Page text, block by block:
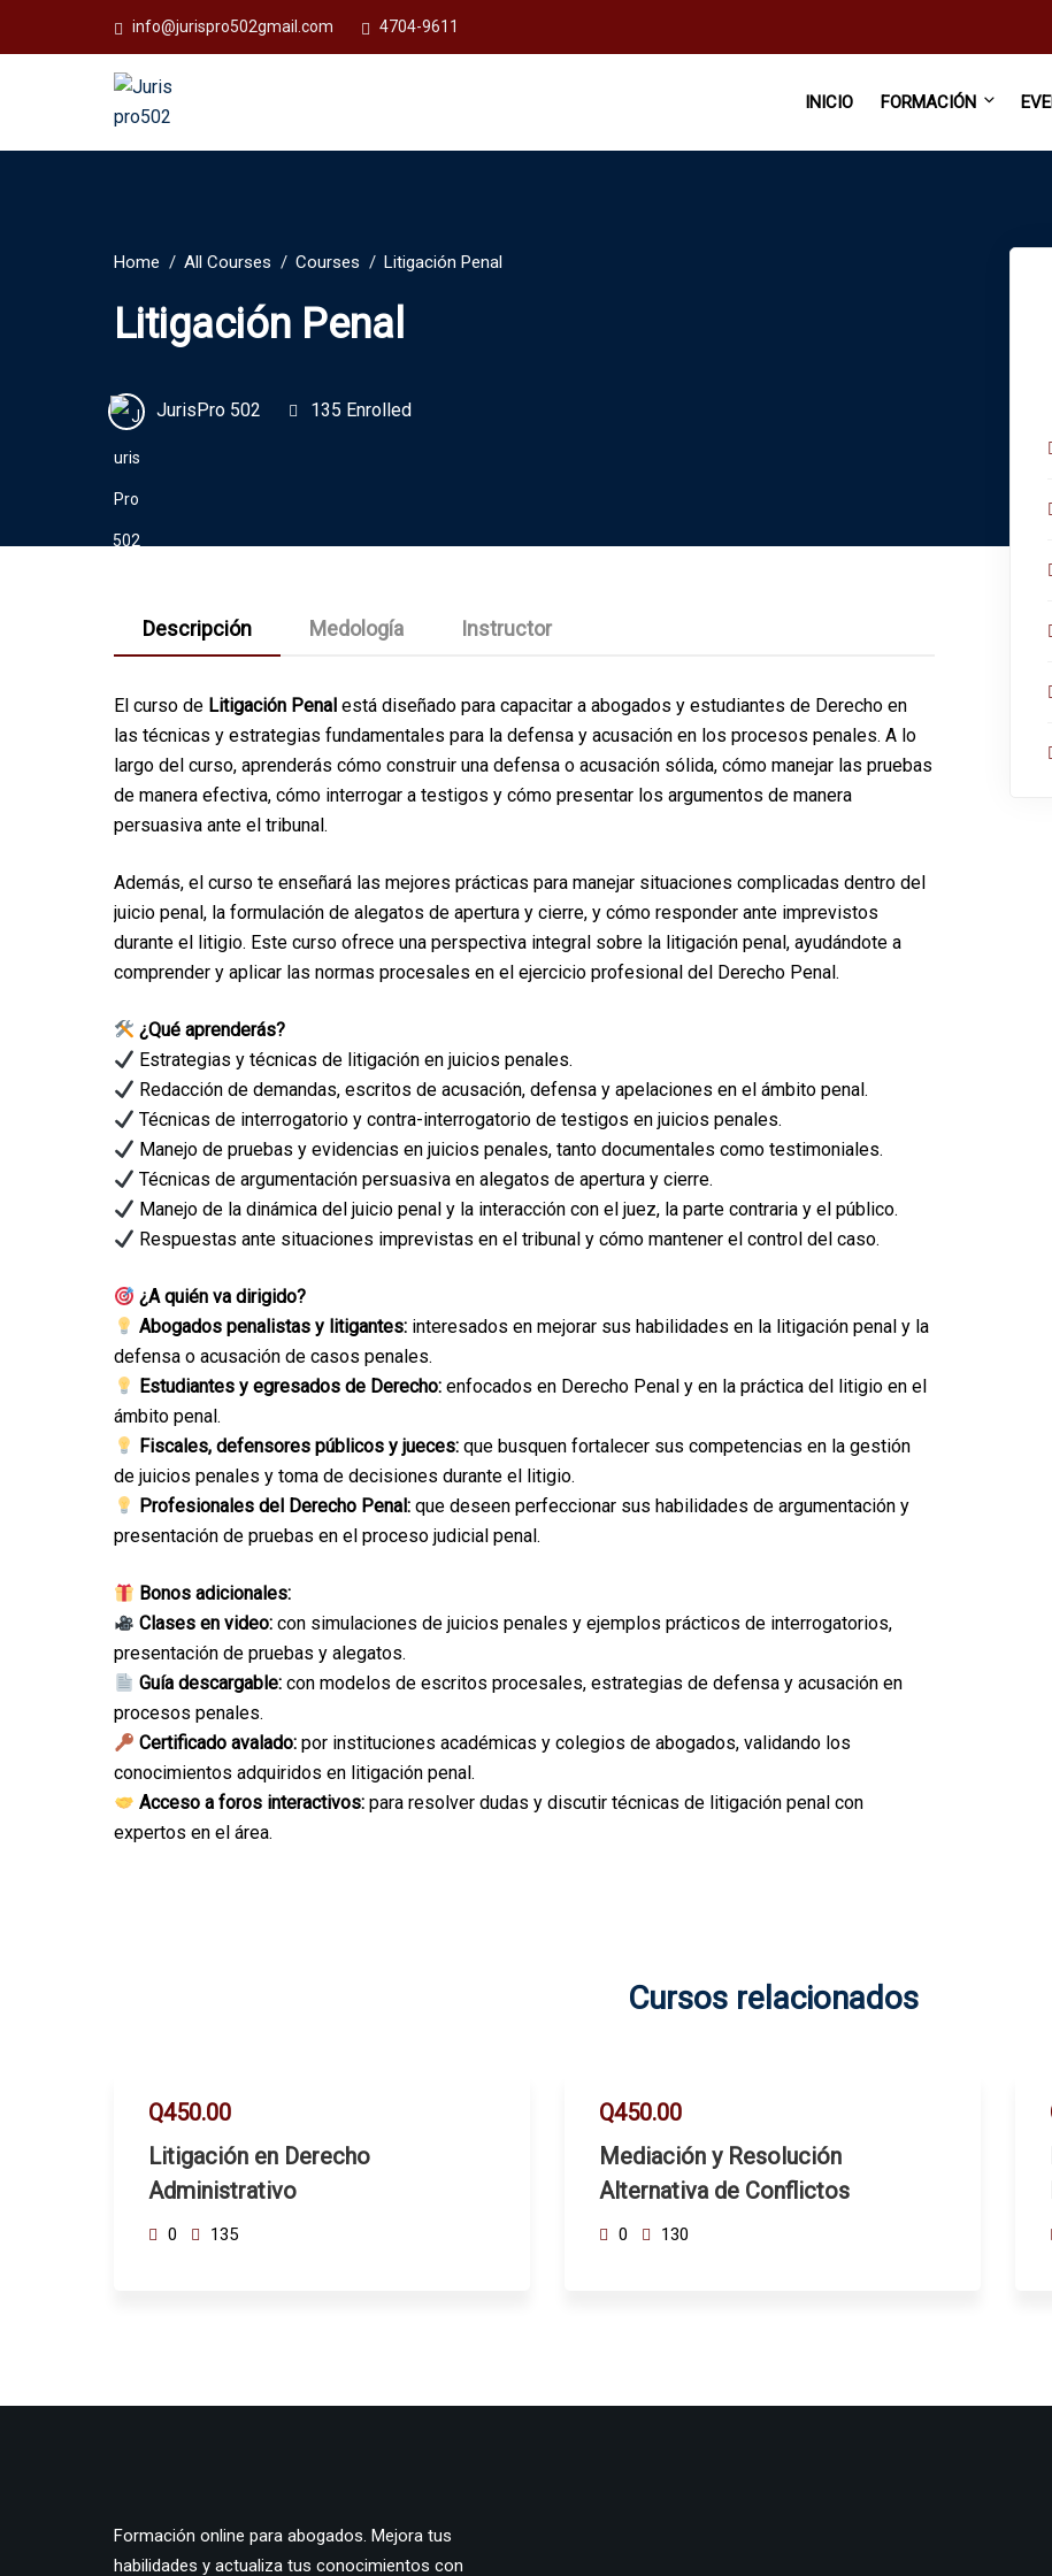
info@jurispro502gmail.com 4704-9611
INICIO FORMACIÓN
Home All Courses Courses Litigación Penal
Litigación Penal
JurisPro 502 135 Enrolled
Descripción Medología Instructor
El curso de Litigación Penal está diseñado para capacitar a abogados y estudiantes de Derecho en
las técnicas y estrategias fundamentales para la defensa y acusación en los procesos penales. A lo
largo del curso, aprenderás cómo construir una defensa o acusación sólida, cómo manejar las pruebas
de manera efectiva, cómo interrogar a testigos y cómo presentar los argumentos de manera
persuasiva ante el tribunal.
Además, el curso te enseñará las mejores prácticas para manejar situaciones complicadas dentro del
juicio penal, la formulación de alegatos de apertura y cierre, y cómo responder ante imprevistos
durante el litigio. Este curso ofrece una perspectiva integral sobre la litigación penal, ayudándote a
comprender y aplicar las normas procesales en el ejercicio profesional del Derecho Penal.
¿Qué aprenderás?
Estrategias y técnicas de litigación en juicios penales.
Redacción de demandas, escritos de acusación, defensa y apelaciones en el ámbito penal.
Técnicas de interrogatorio y contra-interrogatorio de testigos en juicios penales.
Manejo de pruebas y evidencias en juicios penales, tanto documentales como testimoniales.
Técnicas de argumentación persuasiva en alegatos de apertura y cierre.
Manejo de la dinámica del juicio penal y la interacción con el juez, la parte contraria y el público.
Respuestas ante situaciones imprevistas en el tribunal y cómo mantener el control del caso.
¿A quién va dirigido?
Abogados penalistas y litigantes: interesados en mejorar sus habilidades en la litigación penal y la
defensa o acusación de casos penales.
Estudiantes y egresados de Derecho: enfocados en Derecho Penal y en la práctica del litigio en el
ámbito penal.
Fiscales, defensores públicos y jueces: que busquen fortalecer sus competencias en la gestión
de juicios penales y toma de decisiones durante el litigio.
Profesionales del Derecho Penal: que deseen perfeccionar sus habilidades de argumentación y
presentación de pruebas en el proceso judicial penal.
Bonos adicionales:
Clases en video: con simulaciones de juicios penales y ejemplos prácticos de interrogatorios,
presentación de pruebas y alegatos.
Guía descargable: con modelos de escritos procesales, estrategias de defensa y acusación en
procesos penales.
Certificado avalado: por instituciones académicas y colegios de abogados, validando los
conocimientos adquiridos en litigación penal.
Acceso a foros interactivos: para resolver dudas y discutir técnicas de litigación penal con
expertos en el área.
Cursos relacionados
Q450.00
Litigación en Derecho
Administrativo
0 135
Q450.00
Mediación y Resolución
Alternativa de Conflictos
0 130
Formación online para abogados. Mejora tus
habilidades y actualiza tus conocimientos con